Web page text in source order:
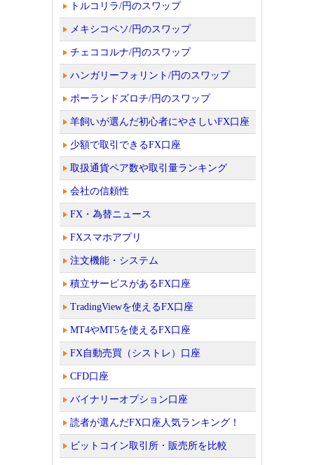
トルコリラ/円のスワップ
メキシコペソ/円のスワップ
チェココルナ/円のスワップ
ハンガリーフォリント/円のスワップ
ポーランドズロチ/円のスワップ
羊飼いが選んだ初心者にやさしいFX口座
少額で取引できるFX口座
取扱通貨ペア数や取引量ランキング
会社の信頼性
FX・為替ニュース
FXスマホアプリ
注文機能・システム
積立サービスがあるFX口座
TradingViewを使えるFX口座
MT4やMT5を使えるFX口座
FX自動売買（シストレ）口座
CFD口座
バイナリーオプション口座
読者が選んだFX口座人気ランキング！
ビットコイン取引所・販売所を比較